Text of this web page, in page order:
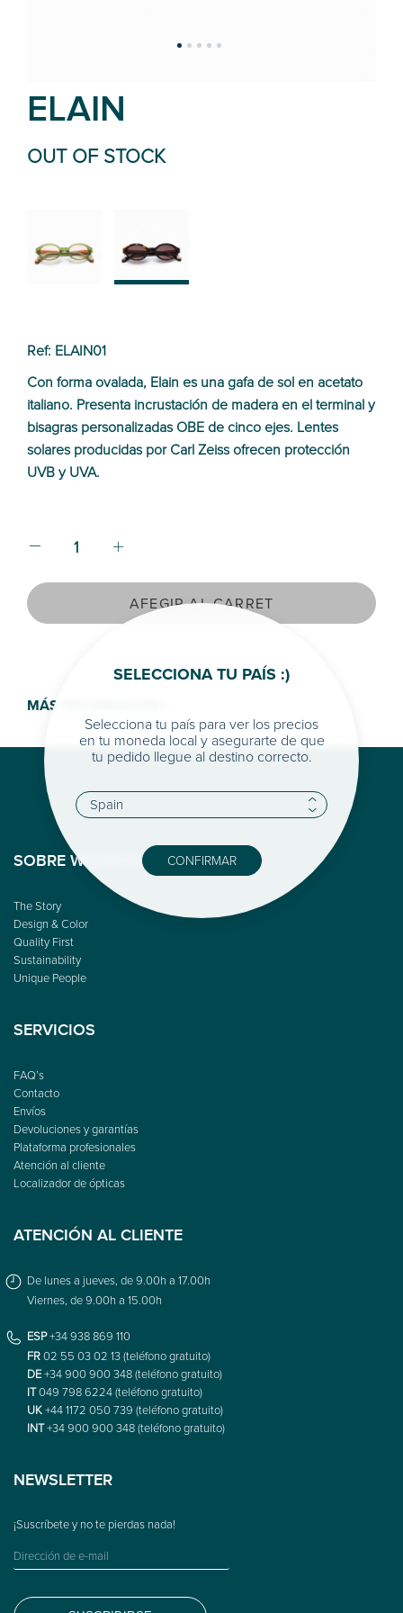
ELAIN
OUT OF STOCK
Ref: ELAIN01
Con forma ovalada, Elain es una gafa de sol en acetato
italiano. Presenta incrustación de madera en el terminal y
bisagras personalizadas OBE de cinco ejes. Lentes
solares producidas por Carl Zeiss ofrecen protección
UVB y UVA.
AFEGIR AL CARRET
MÁS INFORMACIÓN >
SOBRE WOODYS
The Story
Design & Color
Quality First
Sustainability
Unique People
SERVICIOS
FAQ’s
Contacto
Envíos
Devoluciones y garantías
Plataforma profesionales
Atención al cliente
Localizador de ópticas
ATENCIÓN AL CLIENTE
De lunes a jueves, de 9.00h a 17.00h
Viernes, de 9.00h a 15.00h
ESP+34 938 869 110
FR02 55 03 02 13 (teléfono gratuito)
DE+34 900 900 348 (teléfono gratuito)
IT049 798 6224 (teléfono gratuito)
UK+44 1172 050 739 (teléfono gratuito)
INT+34 900 900 348 (teléfono gratuito)
NEWSLETTER
SELECCIONA TU PAÍS :)
Selecciona tu país para ver los precios
en tu moneda local y asegurarte de que
tu pedido llegue al destino correcto.
CONFIRMAR